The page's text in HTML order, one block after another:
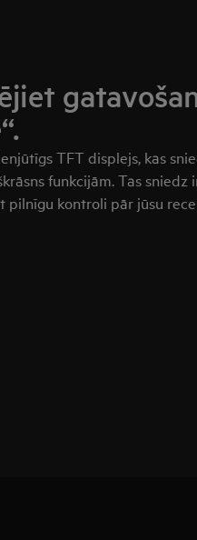
TFT displejs, kas
funkcijām. Tas
pilnīgu kontroli pār jūsu